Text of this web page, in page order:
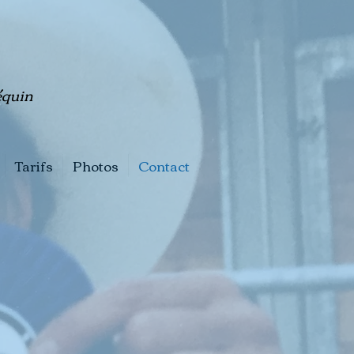
Tarifs Photos Contact